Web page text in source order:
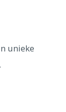
unieke